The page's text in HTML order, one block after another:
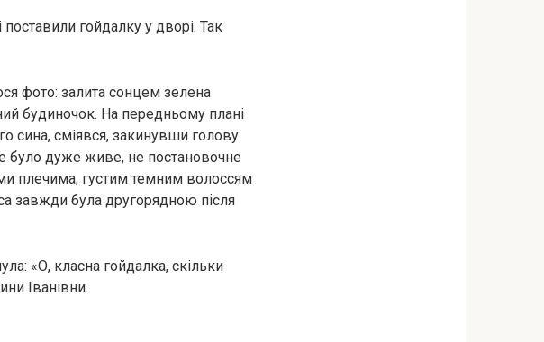
гойдалку у дворі. Так
фото: залита сонцем зелена
будиночок. На передньому плані
сина, сміявся, закинувши голову
було дуже живе, не постановочне
плечима, густим темним волоссям
завжди була другорядною після
«О, класна гойдалка, скільки
Іванівни.